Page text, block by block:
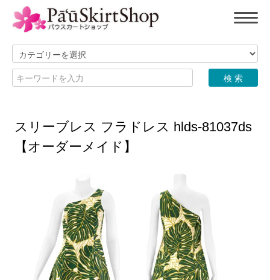
スリーブレス フラドレス hlds-81037ds
【オーダーメイド】